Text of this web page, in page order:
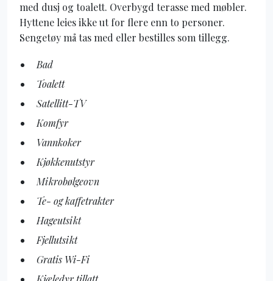
med dusj og toalett. Overbygd terasse med møbler.
Hyttene leies ikke ut for flere enn to personer.
Sengetøy må tas med eller bestilles som tillegg.
Bad
Toalett
Satellitt-TV
Komfyr
Vannkoker
Kjøkkenutstyr
Mikrobølgeovn
Te- og kaffetrakter
Hageutsikt
Fjellutsikt
Gratis Wi-Fi